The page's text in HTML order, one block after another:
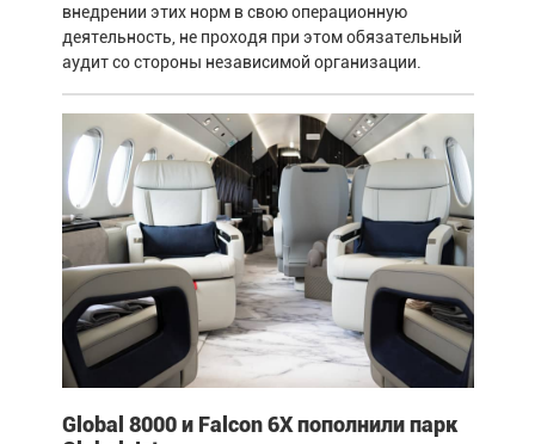
внедрении этих норм в свою операционную
деятельность, не проходя при этом обязательный
аудит со стороны независимой организации.
Global 8000 и Falcon 6X пополнили парк